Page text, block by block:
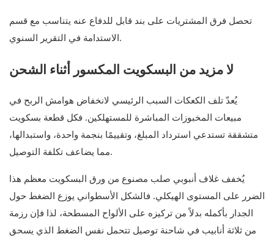
تحصل فرق المشتريات على بند قابل للدفاع عنه يتناسب مع قسم
الاستدامة في التقرير السنوي.
لا مزيد من البسكويت المكسور أثناء الشحن
يُعدّ تلف الكعكات السبب الرئيسي لانخفاض هوامش الربح في
مبيعات المخبوزات المباشرة للمستهلكين. فكل قطعة بسكويت
متشققة تستدعي استرداد المبلغ، وتقييمًا بنجمة واحدة، واستبدالها،
مما يضاعف تكلفة التوصيل.
يُخفف غلاف أنبوبي صلب مصنوع من ورق البسكويت معظم هذا
الضرر على المستوى الهيكلي. فالشكل الأسطواني يوزع الضغط حول
الجدار بأكمله بدلاً من تركيزه على الألواح المسطحة، لذا فإن رزمة
من ثلاثة أنابيب في شاحنة توصيل تتحمل نفس الضغط الذي يسحق